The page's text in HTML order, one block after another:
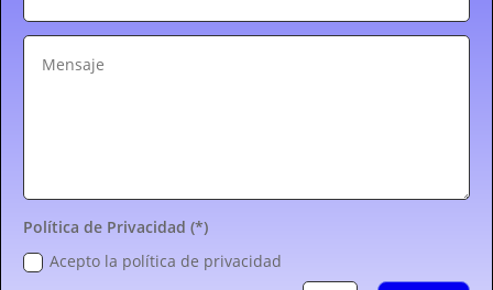
Política de Privacidad (*)
Acepto la política de privacidad